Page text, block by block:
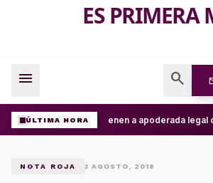
ES PRIMERA
menu search
ÚLTIMA HORA Detienen a apoderada
NOTA ROJA 3 AGOSTO, 2018